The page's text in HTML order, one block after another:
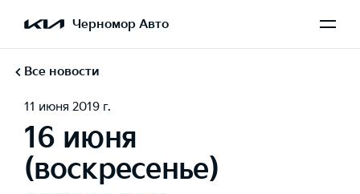
Черномор Авто
Все новости
11 июня 2019 г.
16 июня
(воскресенье)